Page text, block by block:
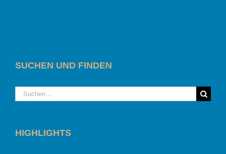
SUCHEN UND FINDEN
Suche
nach:
HIGHLIGHTS